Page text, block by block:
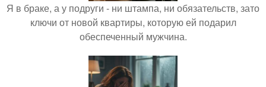
Я в браке, а у подруги - ни штампа, ни обязательств, зато
ключи от новой квартиры, которую ей подарил
обеспеченный мужчина.